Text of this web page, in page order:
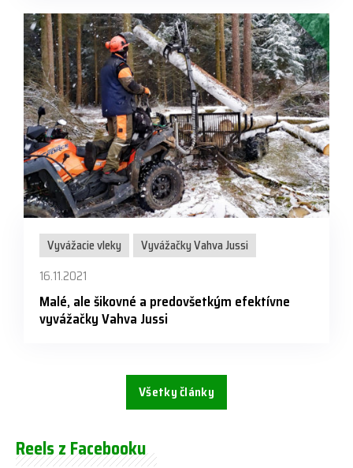
Vyvážacie vleky
Vyvážačky Vahva Jussi
16.11.2021
Malé, ale šikovné a predovšetkým efektívne
vyvážačky Vahva Jussi
Všetky články
Reels z Facebooku